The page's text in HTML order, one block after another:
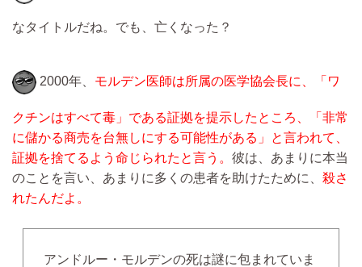
なタイトルだね。でも、亡くなった？
2000年、 モルデン医師は所属の医学協会長に、「ワ
クチンはすべて毒」である証拠を提示したところ、「非常
に儲かる商売を台無しにする可能性がある」と言われて、
証拠を捨てるよう命じられたと言う。 彼は、あまりに本当
のことを言い、あまりに多くの患者を助けたために、 殺さ
れたんだよ。
アンドルー・モルデンの死は謎に包まれていま